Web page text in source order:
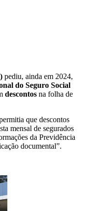
pediu, ainda em 2024,
do Seguro Social
descontos na folha de
que descontos
mensal de segurados
da Previdência
documental”.